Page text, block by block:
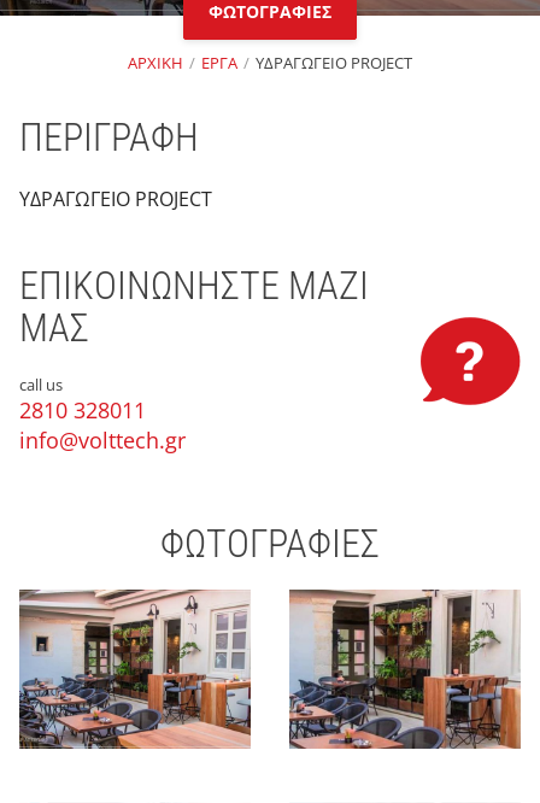
ΦΩΤΟΓΡΑΦΙΕΣ
ΑΡΧΙΚΗ ΕΡΓΑ ΥΔΡΑΓΩΓΕΙΟ PROJECT
ΠΕΡΙΓΡΑΦΗ
ΥΔΡΑΓΩΓΕΙΟ PROJECT
ΕΠΙΚΟΙΝΩΝΗΣΤΕ ΜΑΖΙ
ΜΑΣ
call us
2810 328011
info@volttech.gr
ΦΩΤΟΓΡΑΦΙΕΣ